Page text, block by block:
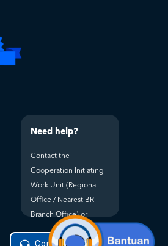
Need help?
Contact the
Cooperation Initiating
Work Unit (Regional
Office / Nearest BRI
Branch Office) or
Contact Helpdesk